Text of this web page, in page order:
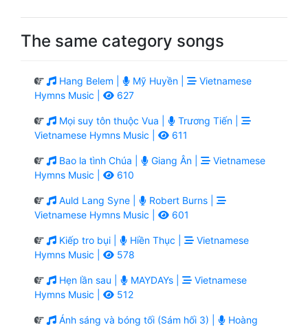
The same category songs
Hang Belem | Mỹ Huyền |
Vietnamese
Hymns Music |
627
Mọi suy tôn thuộc Vua |
Trương Tiến |
Vietnamese Hymns Music |
611
Bao la tình Chúa | Giang Ân |
Vietnamese
Hymns Music |
610
Auld Lang Syne |
Robert Burns |
Vietnamese Hymns Music |
601
Kiếp tro bụi | Hiền Thục |
Vietnamese
Hymns Music |
578
Hẹn lần sau | MAYDAYs |
Vietnamese
Hymns Music |
512
Ánh sáng và bóng tối (Sám hối 3) |
Hoàng